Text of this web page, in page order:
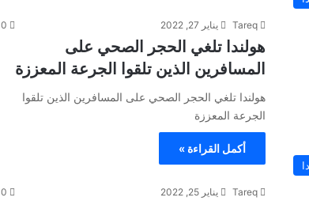
Tareq يناير 27, 2022 0
هولندا تلغي الحجر الصحي على
المسافرين الذين تلقوا الجرعة المعززة
هولندا تلغي الحجر الصحي على المسافرين الذين تلقوا
الجرعة المعززة
أكمل القراءة »
Tareq يناير 25, 2022 0